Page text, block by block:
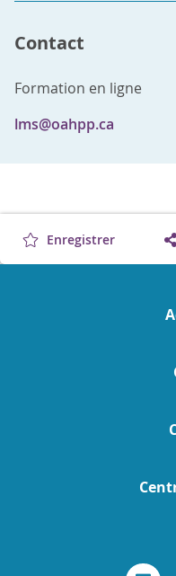
Contact
Formation en ligne
lms@oahpp.ca
Enregistrer